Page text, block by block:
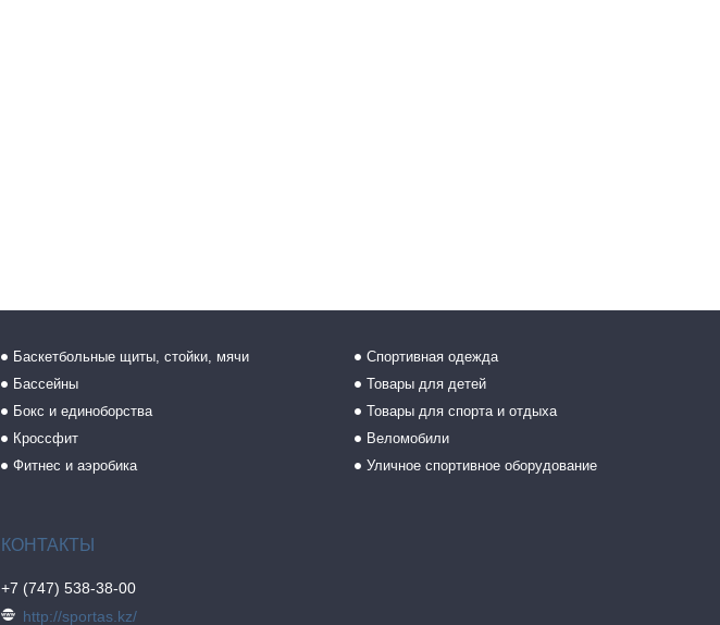
Баскетбольные щиты, стойки, мячи
Бассейны
Бокс и единоборства
Кроссфит
Фитнес и аэробика
Спортивная одежда
Товары для детей
Товары для спорта и отдыха
Веломобили
Уличное спортивное оборудование
+7 (747) 538-38-00
http://sportas.kz/